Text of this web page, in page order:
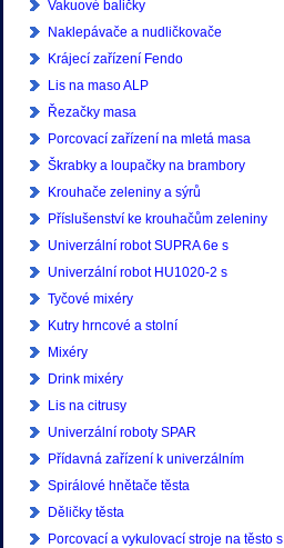
Vakuové baličky
Naklepávače a nudličkovače
Krájecí zařízení Fendo
Lis na maso ALP
Řezačky masa
Porcovací zařízení na mletá masa
Škrabky a loupačky na brambory
Krouhače zeleniny a sýrů
Příslušenství ke krouhačům zeleniny
Univerzální robot SUPRA 6e s
příslušenstvím
Univerzální robot HU1020-2 s
příslušenstvím
Tyčové mixéry
Kutry hrncové a stolní
Mixéry
Drink mixéry
Lis na citrusy
Univerzální roboty SPAR
Přídavná zařízení k univerzálním
robotům SPAR
Spirálové hnětače těsta
Děličky těsta
Porcovací a vykulovací stroje na těsto s